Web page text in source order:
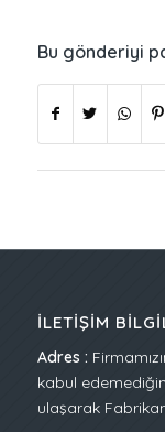
Bu gönderiyi
İLETIŞIM
Adres :
kabul
ulaşarak